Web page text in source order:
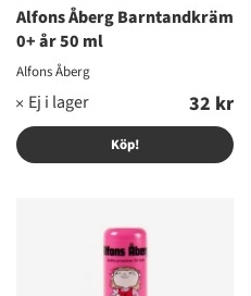
Alfons Åberg Barntandkräm
0+ år 50 ml
Alfons Åberg
32 kr
Köp!